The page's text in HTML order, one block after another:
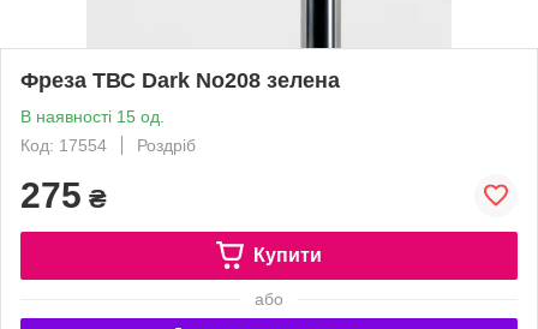
Фреза ТВС Dark No208 зелена
В наявності 15 од.
Код: 17554
Роздріб
275 ₴
Купити
або